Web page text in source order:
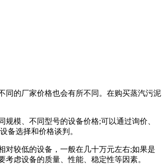
同的厂家价格也会有所不同。在购买蒸汽污泥
模、不同型号的设备价格;可以通过询价、
备选择和价格谈判。
对较低的设备，一般在几十万元左右;如果是
虑设备的质量、性能、稳定性等因素。